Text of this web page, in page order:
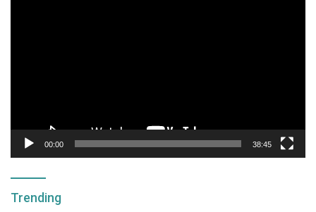
00:00 38:45
Trending